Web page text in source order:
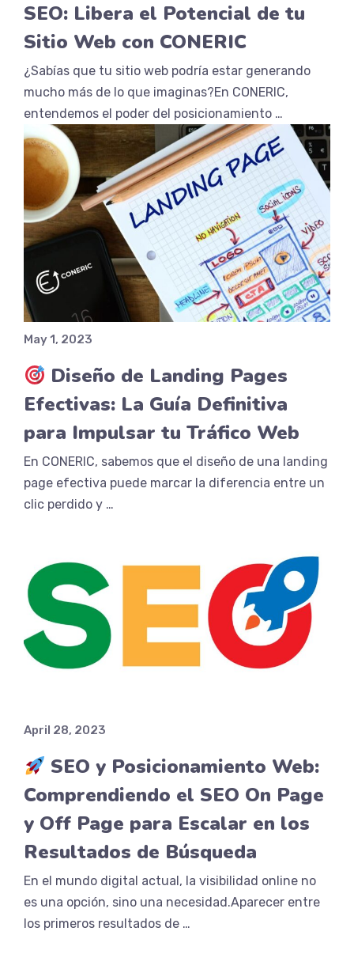
SEO: Libera el Potencial de tu
Sitio Web con CONERIC
¿Sabías que tu sitio web podría estar generando
mucho más de lo que imaginas?En CONERIC,
entendemos el poder del posicionamiento …
May 1, 2023
Diseño de Landing Pages
Efectivas: La Guía Definitiva
para Impulsar tu Tráfico Web
En CONERIC, sabemos que el diseño de una landing
page efectiva puede marcar la diferencia entre un
clic perdido y …
April 28, 2023
SEO y Posicionamiento Web:
Comprendiendo el SEO On Page
y Off Page para Escalar en los
Resultados de Búsqueda
En el mundo digital actual, la visibilidad online no
es una opción, sino una necesidad.Aparecer entre
los primeros resultados de …